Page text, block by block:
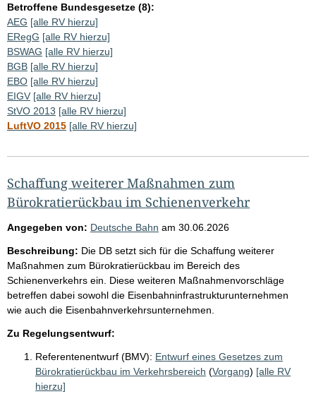
t
e
Betroffene Bundesgesetze (8):
AEG [alle RV hierzu]
ERegG [alle RV hierzu]
BSWAG [alle RV hierzu]
BGB [alle RV hierzu]
EBO [alle RV hierzu]
EIGV [alle RV hierzu]
StVO 2013 [alle RV hierzu]
LuftVO 2015 [alle RV hierzu]
Schaffung weiterer Maßnahmen zum
Bürokratierückbau im Schienenverkehr
Angegeben von: Deutsche Bahn am 30.06.2026
Beschreibung: Die DB setzt sich für die Schaffung weiterer
Maßnahmen zum Bürokratierückbau im Bereich des
Schienenverkehrs ein. Diese weiteren Maßnahmenvorschläge
betreffen dabei sowohl die Eisenbahninfrastrukturunternehmen
wie auch die Eisenbahnverkehrsunternehmen.
Zu Regelungsentwurf:
Referentenentwurf (BMV): Entwurf eines Gesetzes zum
Bürokratierückbau im Verkehrsbereich (Vorgang) [alle RV
hierzu]